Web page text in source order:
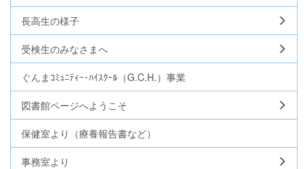
長高生の様子
受検生のみなさまへ
ぐんまｺﾐｭﾆﾃｨｰ･ﾊｲｽｸｰﾙ（G.C.H.）事業
図書館ページへようこそ
保健室より（療養報告書など）
事務室より